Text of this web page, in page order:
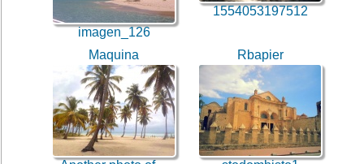
imagen_126
1554053197512
Maquina Rbapier